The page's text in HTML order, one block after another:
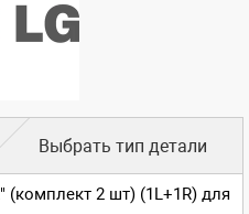
Выбрать тип детали
(комплект 2 шт) (1L+1R) для